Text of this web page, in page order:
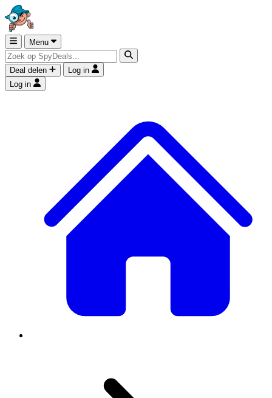
Menu
Deal delen
Log in
Log in